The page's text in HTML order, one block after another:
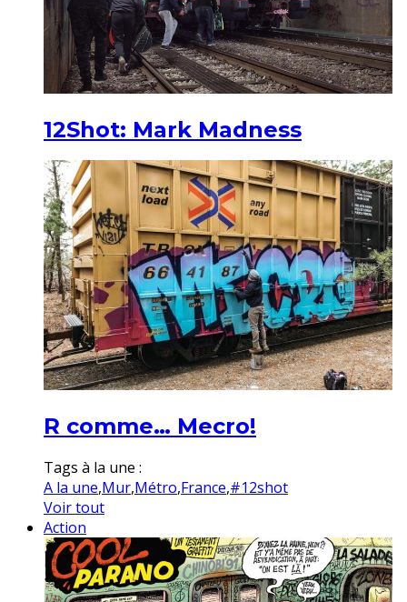
12Shot: Mark Madness
R comme… Mecro!
Tags à la une :
A la une,Mur,Métro,France,#12shot
Voir tout
Action